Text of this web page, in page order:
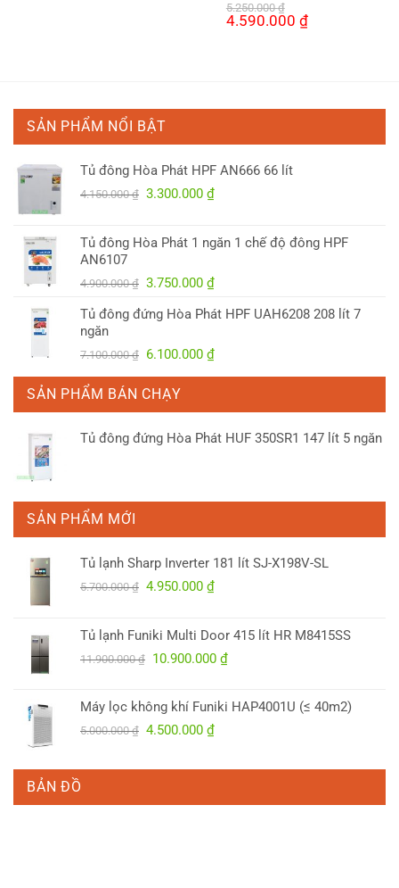
5.250.000₫
Giá
gốc
4.590.000 ₫Giá
hiện
SẢN PHẨM NỔI BẬT
Tủ đông Hòa Phát HPF AN666 66 lít
4.150.000₫ Giá
4.150.000 ₫.
3.300.000 ₫Giá
là:
Tủ đông Hòa Phát 1 ngăn 1 chế độ đông HPF
AN6107
4.900.000₫ Giá
là:
3.750.000 ₫Giá
tại
3.750.000 ₫.
Tủ đông đứng Hòa Phát HPF UAH6208 208 lít 7
ngăn
7.100.000₫ Giá
là:
7.100.000 ₫.
6.100.000 ₫Giá
là:
SẢN PHẨM BÁN CHẠY
Tủ đông đứng Hòa Phát HUF 350SR1 147 lít 5 ngăn
SẢN PHẨM MỚI
Tủ lạnh Sharp Inverter 181 lít SJ-X198V-SL
5.700.000₫ Giá
5.700.000 ₫.
4.950.000 ₫Giá
là:
4.950.000 ₫.
Tủ lạnh Funiki Multi Door 415 lít HR M8415SS
11.900.000₫ Giá
11.900.000 ₫.
10.900.000 ₫Giá
là:
Máy lọc không khí Funiki HAP4001U (≤ 40m2)
5.000.000₫ Giá
là:
4.500.000 ₫Giá
tại
4.500.000 ₫.
BẢN ĐỒ